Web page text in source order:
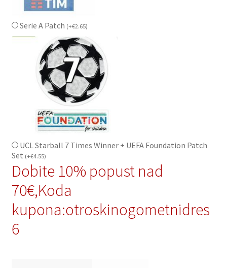
Serie A Patch (+€2.65)
UCL Starball 7 Times Winner + UEFA Foundation Patch
Set (+€4.55)
Dobite 10% popust nad
70€,Koda
kupona:otroskinogometnidres
6